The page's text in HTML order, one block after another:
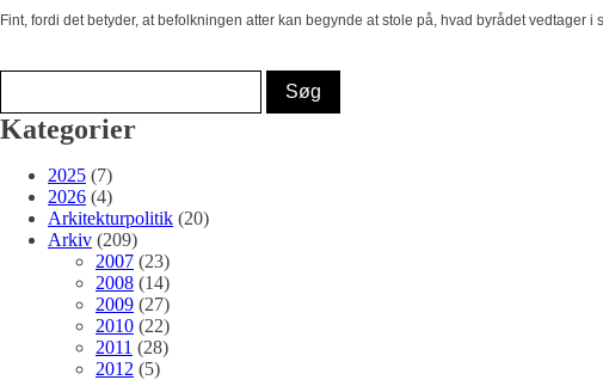
Fint, fordi det betyder, at befolkningen atter kan begynde at stole på, hvad byrådet
Kategorier
2025 (7)
2026 (4)
Arkitekturpolitik (20)
Arkiv (209)
2007 (23)
2008 (14)
2009 (27)
2010 (22)
2011 (28)
2012 (5)